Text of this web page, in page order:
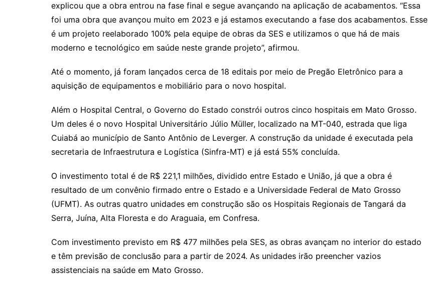
explicou que a obra entrou na fase final e segue avançando na aplicação de acabamentos. “Essa
foi uma obra que avançou muito em 2023 e já estamos executando a fase dos acabamentos. Esse
é um projeto reelaborado 100% pela equipe de obras da SES e utilizamos o que há de mais
moderno e tecnológico em saúde neste grande projeto”, afirmou.
Até o momento, já foram lançados cerca de 18 editais por meio de Pregão Eletrônico para a
aquisição de equipamentos e mobiliário para o novo hospital.
Além o Hospital Central, o Governo do Estado constrói outros cinco hospitais em Mato Grosso.
Um deles é o novo Hospital Universitário Júlio Müller, localizado na MT-040, estrada que liga
Cuiabá ao município de Santo Antônio de Leverger. A construção da unidade é executada pela
secretaria de Infraestrutura e Logística (Sinfra-MT) e já está 55% concluída.
O investimento total é de R$ 221,1 milhões, dividido entre Estado e União, já que a obra é
resultado de um convênio firmado entre o Estado e a Universidade Federal de Mato Grosso
(UFMT). As outras quatro unidades em construção são os Hospitais Regionais de Tangará da
Serra, Juína, Alta Floresta e do Araguaia, em Confresa.
Com investimento previsto em R$ 477 milhões pela SES, as obras avançam no interior do estado
e têm previsão de conclusão para a partir de 2024. As unidades irão preencher vazios
assistenciais na saúde em Mato Grosso.